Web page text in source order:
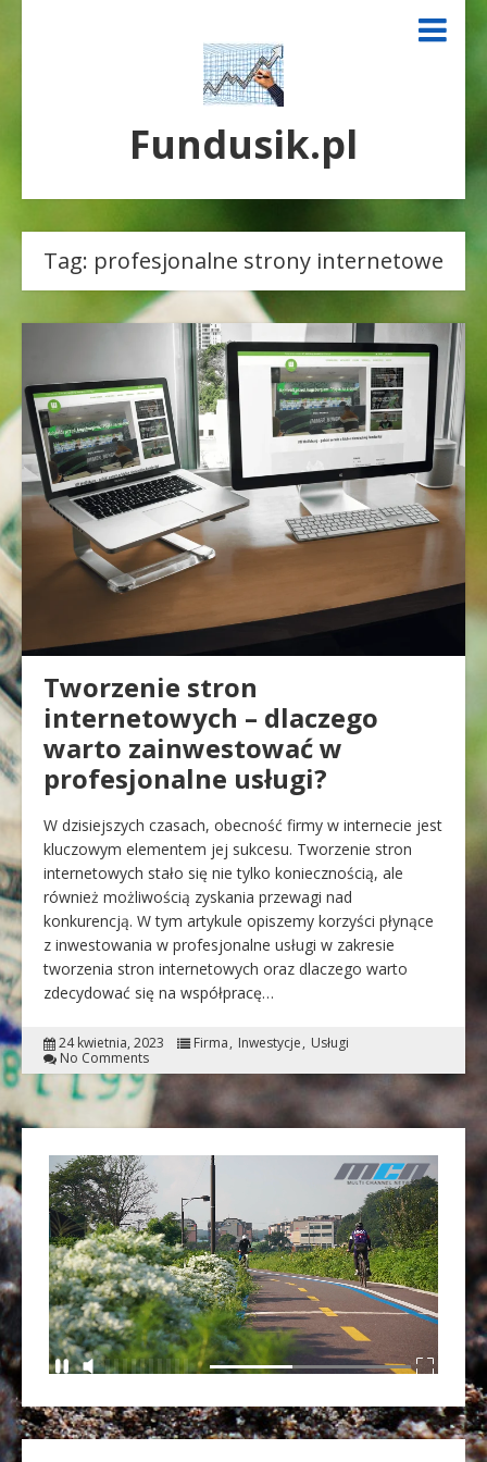
Fundusik.pl
Tag: profesjonalne strony internetowe
Tworzenie stron
internetowych – dlaczego
warto zainwestować w
profesjonalne usługi?
W dzisiejszych czasach, obecność firmy w internecie jest
kluczowym elementem jej sukcesu. Tworzenie stron
internetowych stało się nie tylko koniecznością, ale
również możliwością zyskania przewagi nad
konkurencją. W tym artykule opiszemy korzyści płynące
z inwestowania w profesjonalne usługi w zakresie
tworzenia stron internetowych oraz dlaczego warto
zdecydować się na współpracę…
24 kwietnia, 2023 Firma Inwestycje
Usługi
No Comments